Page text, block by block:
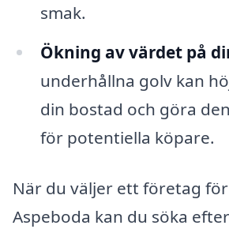
smak.
Ökning av värdet på
underhållna golv kan
din bostad och göra
för potentiella köpare.
När du väljer ett företag
Aspeboda kan du söka